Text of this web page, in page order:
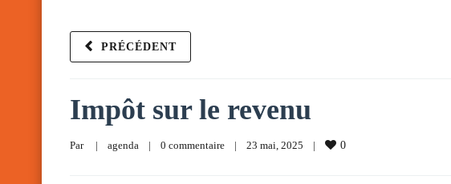
PRÉCÉDENT
Impôt sur le revenu
Par | agenda | 0 commentaire | 23 mai, 2025 | 0